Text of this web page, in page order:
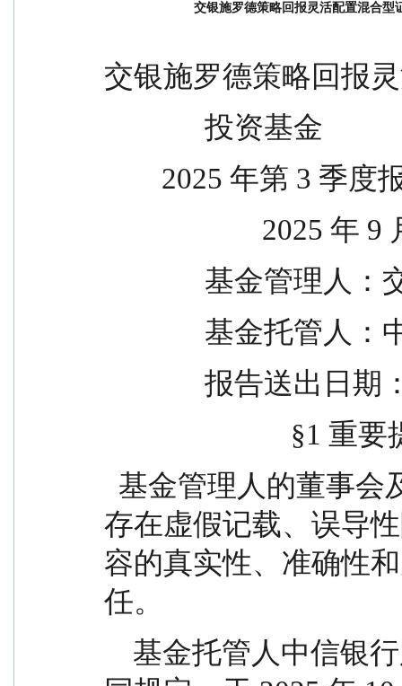
交银施罗德策略回报灵活配置混合型
交银施罗德策略回报
              投资基金
2025 年第 3 季
基
基金
报告
存在虚假记载、误导
容的真实性、准确性
任。